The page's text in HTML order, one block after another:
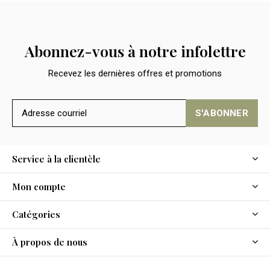
Abonnez-vous à notre infolettre
Recevez les dernières offres et promotions
S'ABONNER
Service à la clientèle
Mon compte
Catégories
À propos de nous